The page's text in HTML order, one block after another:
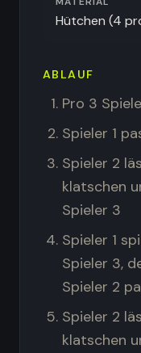
Hütchen (4
ABLAUF
Pro 3
Spieler 1
Spieler 2
klatschen
Spieler 3
Spieler 1
Spieler 3,
Spieler 2
Spieler 2
klatschen